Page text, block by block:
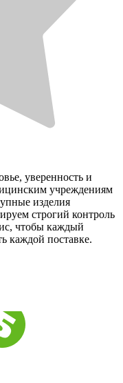
уверенность и
учреждениям
изделия
строгий контроль
чтобы каждый
каждой поставке.